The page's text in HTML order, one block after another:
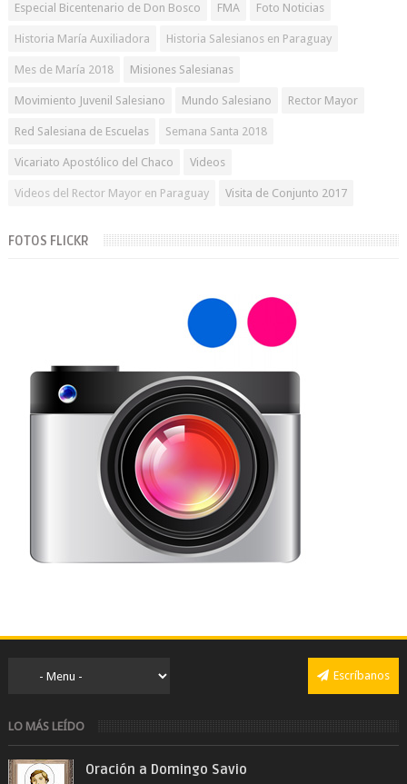
Especial Bicentenario de Don Bosco FMA Foto Noticias
Historia María Auxiliadora Historia Salesianos en Paraguay
Mes de María 2018 Misiones Salesianas
Movimiento Juvenil Salesiano Mundo Salesiano Rector Mayor
Red Salesiana de Escuelas Semana Santa 2018
Vicariato Apostólico del Chaco Videos
Videos del Rector Mayor en Paraguay Visita de Conjunto 2017
FOTOS FLICKR
Escríbanos
LO MÁS LEÍDO
Oración a Domingo Savio